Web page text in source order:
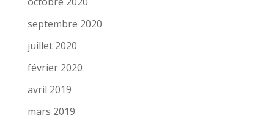
septembre 2020
juillet 2020
février 2020
avril 2019
mars 2019